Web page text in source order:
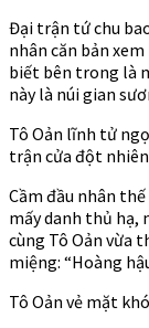
Đại trận tứ chu
nhân căn bản
biết bên trong là
này là núi gian
Tô Oản lĩnh tử
trận cửa đột
Cầm đầu nhân
mấy danh thủ hạ,
cùng Tô Oản vừa
miệng: “Hoàng
Tô Oản vẻ mặt